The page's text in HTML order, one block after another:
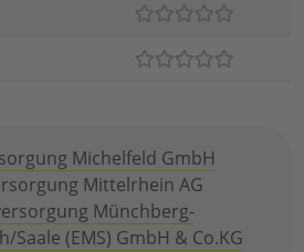
Michelfeld GmbH
Mittelrhein AG
Münchberg-
Saale (EMS) GmbH & Co.KG